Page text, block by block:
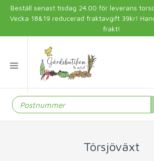
Beställ senast tisdag 24.00 för leverans
Vecka 18&19 reducerad fraktavgift 39kr!
frakt!
Törsjöväxt